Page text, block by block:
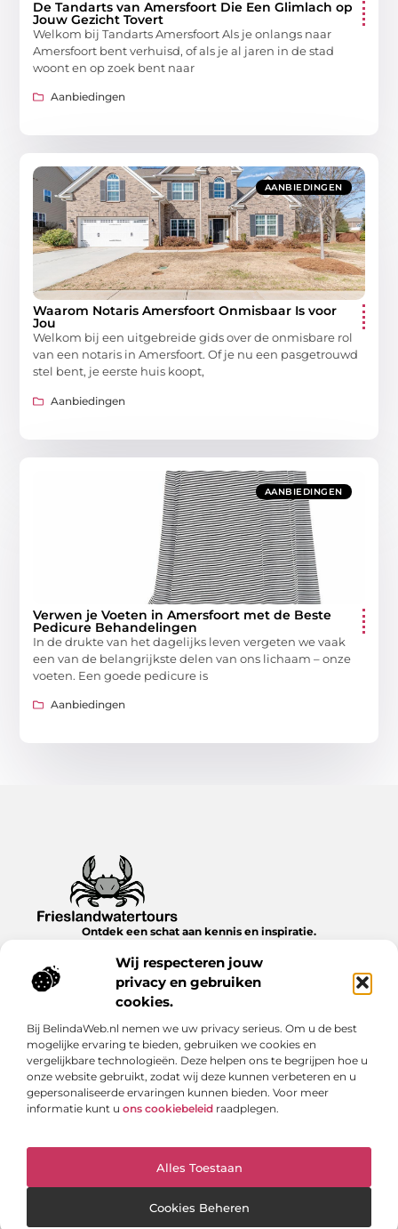
Wij respecteren jouw
privacy en gebruiken
cookies.
Bij BelindaWeb.nl nemen we uw privacy serieus. Om u de best
mogelijke ervaring te bieden, gebruiken we cookies en
vergelijkbare technologieën. Deze helpen ons te begrijpen hoe u
onze website gebruikt, zodat wij deze kunnen verbeteren en u
gepersonaliseerde ervaringen kunnen bieden. Voor meer
informatie kunt u ons cookiebeleid raadplegen.
Alles Toestaan
Cookies Beheren
De Tandarts van Amersfoort Die Een Glimlach op
Jouw Gezicht Tovert
Welkom bij Tandarts Amersfoort Als je onlangs naar
Amersfoort bent verhuisd, of als je al jaren in de stad
woont en op zoek bent naar
Aanbiedingen
AANBIEDINGEN
Waarom Notaris Amersfoort Onmisbaar Is voor
Jou
Welkom bij een uitgebreide gids over de onmisbare rol
van een notaris in Amersfoort. Of je nu een pasgetrouwd
stel bent, je eerste huis koopt,
Aanbiedingen
AANBIEDINGEN
Verwen je Voeten in Amersfoort met de Beste
Pedicure Behandelingen
In de drukte van het dagelijks leven vergeten we vaak
een van de belangrijkste delen van ons lichaam – onze
voeten. Een goede pedicure is
Aanbiedingen
Ontdek een schat aan kennis en inspiratie.
nieuwe inzichten en ideeën.
Bericht categorie
Onze informatie
Cookiebeleid (EU)
@2025 www.frieslandwatertours.nl. All Right Reserved.